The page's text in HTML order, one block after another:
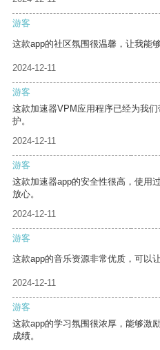
游客
这款app的社区氛围很温馨，让我能
2024-12-11
游客
这款加速器VPM应用程序已经为我
护。
2024-12-11
游客
这款加速器app的安全性很高，使用
放心。
2024-12-11
游客
这款app的音乐资源非常优质，可以
2024-12-11
游客
这款app的学习氛围很浓厚，能够激
成绩。